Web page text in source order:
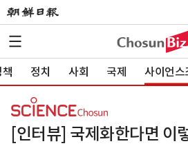
정치 사회 국제 사이언스
[인터뷰] 국제화한다면 이